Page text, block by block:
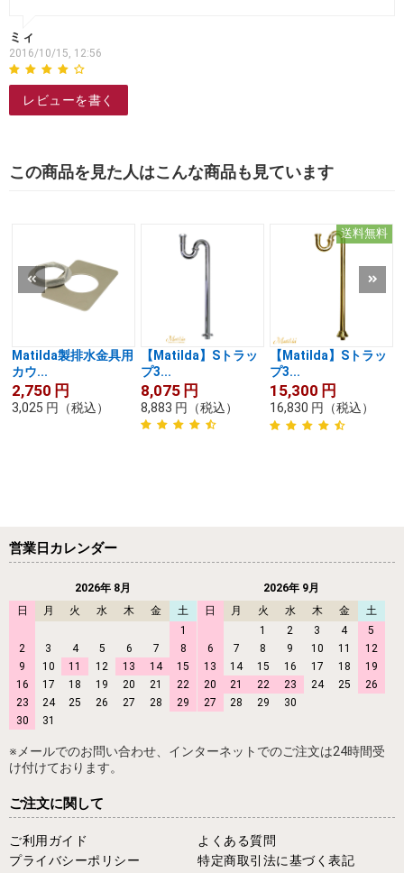
ミィ
2016/10/15, 12:56
レビューを書く
この商品を見た人はこんな商品も見ています
Matilda製排水金具用
カウ...
2,750 円
3,025 円 （税込）
【Matilda】Sトラッ
プ3...
8,075 円
8,883 円 （税込）
送料無料
【Matilda】Sトラッ
プ3...
15,300 円
16,830 円 （税込）
営業日カレンダー
2026年 8月
日
月 火 水 木 金
土
1
2
3 4 5 6 7
8
9
10 11 12 13 14
15
16
17 18 19 20 21
22
23
24 25 26 27 28
29
30
31
2026年 9月
日
月 火 水 木 金
土
1
2 3 4
5
6
7 8 9 10 11
12
13
14 15 16 17 18
19
20
21 22 23 24 25
26
27
28 29 30
※メールでのお問い合わせ、インターネットでのご注文は24時間受
け付けております。
ご注文に関して
ご利用ガイド
よくある質問
プライバシーポリシー
特定商取引法に基づく表記